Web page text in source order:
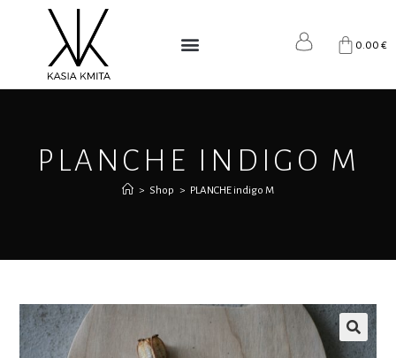
0.00 €
PLANCHE INDIGO M
> Shop > PLANCHE indigo M